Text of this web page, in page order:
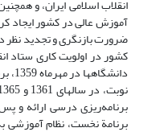
انقلاب اسلامی ایران، و
آموزش عالی در کشور ایجاد
ضرورت بازنگری و تجدید نظر
کشور در اولویت کاری ستاد
برنامه‌ریزی درسی ارائه و